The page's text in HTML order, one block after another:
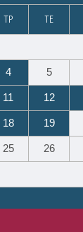
ΤΡ ΤΕ
4 5
11 12
18 19
25 26